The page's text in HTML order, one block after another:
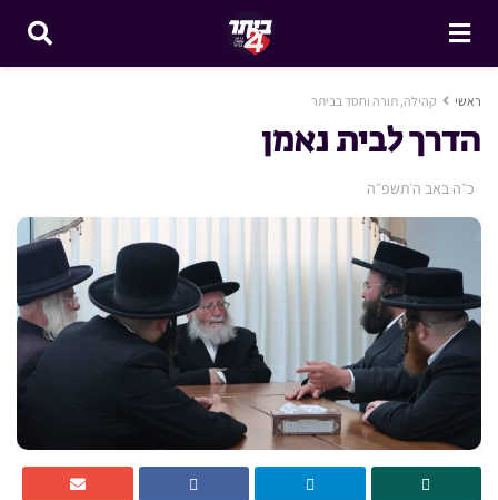
ראשי קהילה, תורה וחסד בביתר
הדרך לבית נאמן
כ״ה באב ה׳תשפ״ה